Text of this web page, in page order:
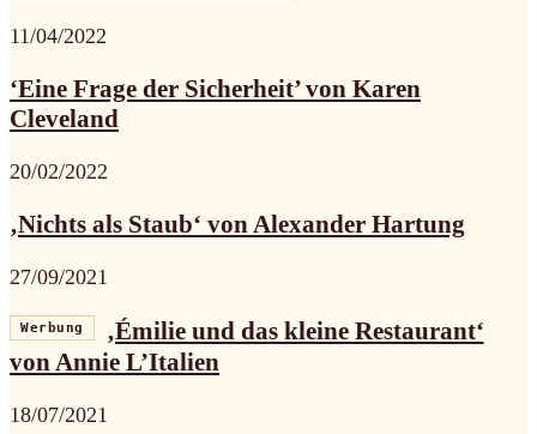
11/04/2022
‘Eine Frage der Sicherheit’ von Karen
Cleveland
20/02/2022
‚Nichts als Staub‘ von Alexander Hartung
27/09/2021
Werbung
‚Émilie und das kleine Restaurant‘
von Annie L’Italien
18/07/2021